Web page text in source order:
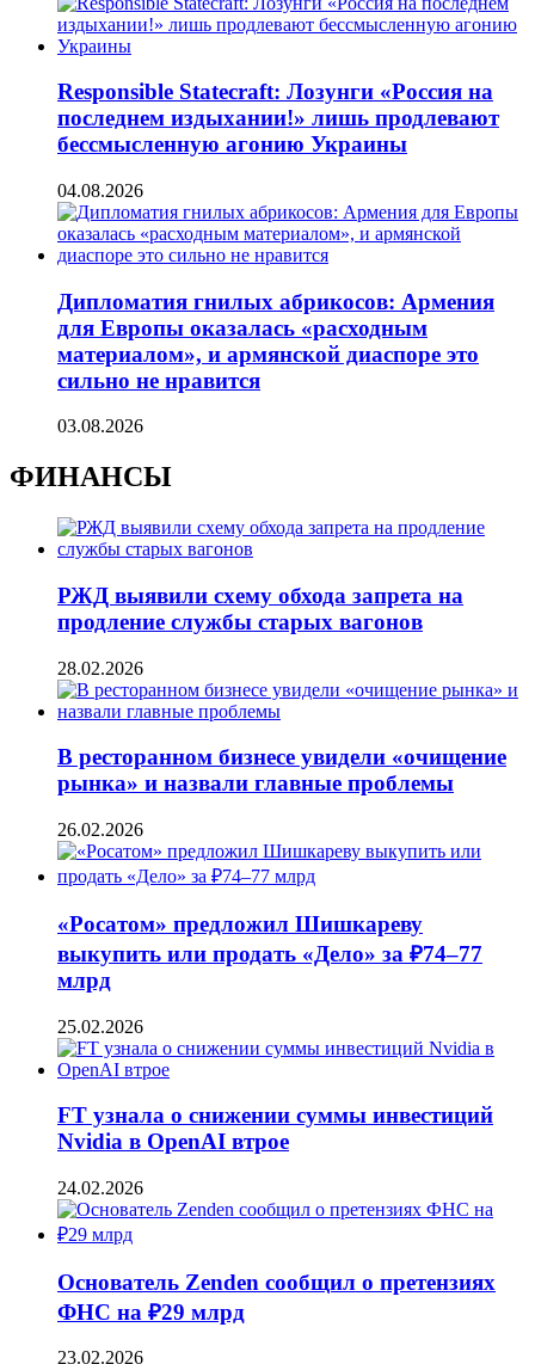
Responsible Statecraft: Лозунги «Россия на
последнем издыхании!» лишь продлевают
бессмысленную агонию Украины
04.08.2026
Дипломатия гнилых абрикосов: Армения
для Европы оказалась «расходным
материалом», и армянской диаспоре это
сильно не нравится
03.08.2026
ФИНАНСЫ
РЖД выявили схему обхода запрета на
продление службы старых вагонов
28.02.2026
В ресторанном бизнесе увидели «очищение
рынка» и назвали главные проблемы
26.02.2026
«Росатом» предложил Шишкареву
выкупить или продать «Дело» за ₽74–77
млрд
25.02.2026
FT узнала о снижении суммы инвестиций
Nvidia в OpenAI втрое
24.02.2026
Основатель Zenden сообщил о претензиях
ФНС на ₽29 млрд
23.02.2026